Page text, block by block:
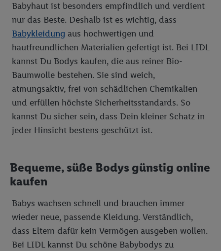
Babyhaut ist besonders empfindlich und verdient
nur das Beste. Deshalb ist es wichtig, dass
Babykleidung aus hochwertigen und
hautfreundlichen Materialien gefertigt ist. Bei LIDL
kannst Du Bodys kaufen, die aus reiner Bio-
Baumwolle bestehen. Sie sind weich,
atmungsaktiv, frei von schädlichen Chemikalien
und erfüllen höchste Sicherheitsstandards. So
kannst Du sicher sein, dass Dein kleiner Schatz in
jeder Hinsicht bestens geschützt ist.
Bequeme, süße Bodys günstig online
kaufen
Babys wachsen schnell und brauchen immer
wieder neue, passende Kleidung. Verständlich,
dass Eltern dafür kein Vermögen ausgeben wollen.
Bei LIDL kannst Du schöne Babybodys zu